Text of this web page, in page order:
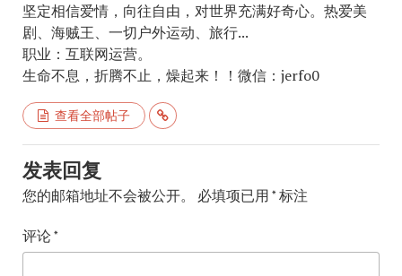
坚定相信爱情，向往自由，对世界充满好奇心。热爱美
剧、海贼王、一切户外运动、旅行...
职业：互联网运营。
生命不息，折腾不止，燥起来！！微信：jerfo0
查看全部帖子
发表回复
您的邮箱地址不会被公开。 必填项已用 *标注
评论*